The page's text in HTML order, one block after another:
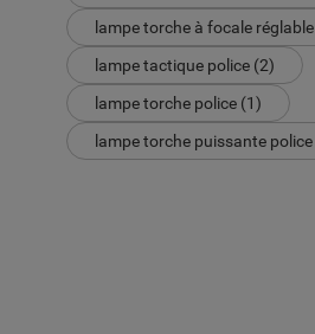
lampe torche à focale
lampe tactique police (2)
lampe torche police (1)
lampe torche puissante